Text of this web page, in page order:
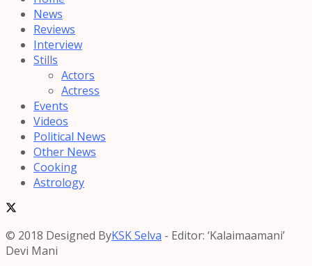
News
Reviews
Interview
Stills
Actors
Actress
Events
Videos
Political News
Other News
Cooking
Astrology
© 2018 Designed ByKSK Selva - Editor: ‘Kalaimaamani’
Devi Mani